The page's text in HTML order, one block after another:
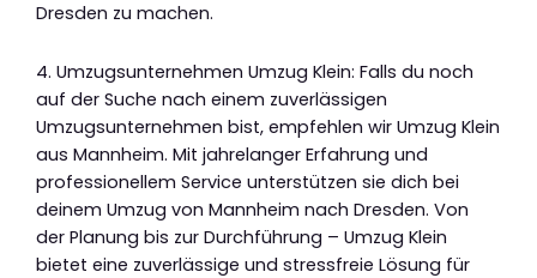
Dresden zu machen.
4. Umzugsunternehmen Umzug Klein: Falls du noch
auf der Suche nach einem zuverlässigen
Umzugsunternehmen bist, empfehlen wir Umzug Klein
aus Mannheim. Mit jahrelanger Erfahrung und
professionellem Service unterstützen sie dich bei
deinem Umzug von Mannheim nach Dresden. Von
der Planung bis zur Durchführung – Umzug Klein
bietet eine zuverlässige und stressfreie Lösung für